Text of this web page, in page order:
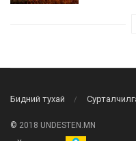
Бидний тухай
© 2018 UNDESTEN.MN